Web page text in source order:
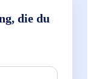
die du